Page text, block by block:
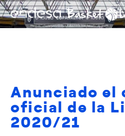
Anunciado el
oficial de la
2020/21